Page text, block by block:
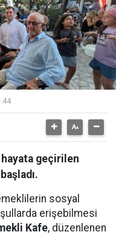
geçirilen
sosyal
erişebilmesi
Kafe, düzenlenen